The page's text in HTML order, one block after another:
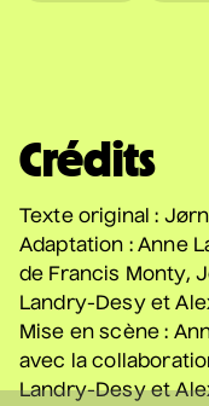
12
Crédits
Texte original : Jørn
Adaptation : Anne
de Francis Monty,
Landry-Desy et
Mise en scène :
avec la
Landry-Desy et